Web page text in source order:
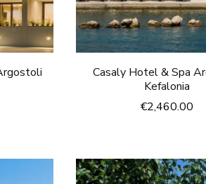
Casaly Hotel & Spa
Kefalonia
€2,460.00